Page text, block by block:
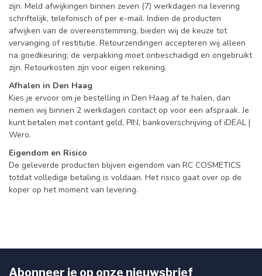
zijn. Meld afwijkingen binnen zeven (7) werkdagen na levering
schriftelijk, telefonisch of per e-mail. Indien de producten
afwijken van de overeenstemming, bieden wij de keuze tot
vervanging of restitutie. Retourzendingen accepteren wij alleen
na goedkeuring; de verpakking moet onbeschadigd en ongebruikt
zijn. Retourkosten zijn voor eigen rekening.
Afhalen in Den Haag
Kies je ervoor om je bestelling in Den Haag af te halen, dan
nemen wij binnen 2 werkdagen contact op voor een afspraak. Je
kunt betalen met contant geld, PIN, bankoverschrijving of iDEAL |
Wero.
Eigendom en Risico
De geleverde producten blijven eigendom van RC COSMETICS
totdat volledige betaling is voldaan. Het risico gaat over op de
koper op het moment van levering.
Abonneer je op onze nieuwsbrief